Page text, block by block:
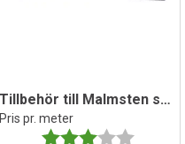
Tillbehör till Malmsten simlinor Vajer
Pris pr. meter
Betyg: